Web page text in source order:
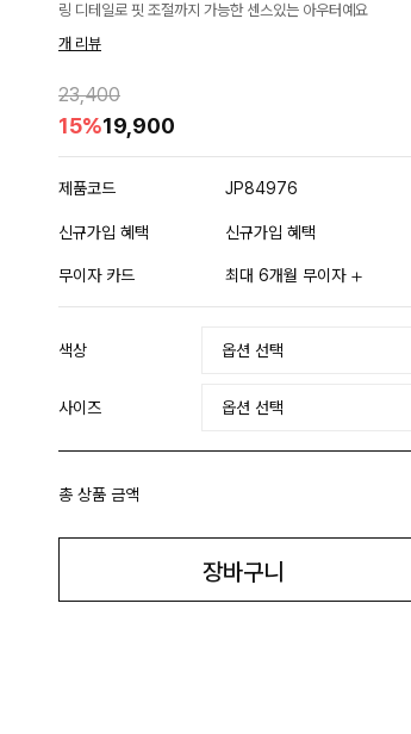
링 디테일로 핏 조절까지 가능한 센스있는 아우터예요
개 리뷰
23,400
15%19,900
제품코드 JP84976
신규가입 혜택 신규가입 혜택
무이자 카드 최대 6개월 무이자
색상
사이즈
총 상품 금액
장바구니